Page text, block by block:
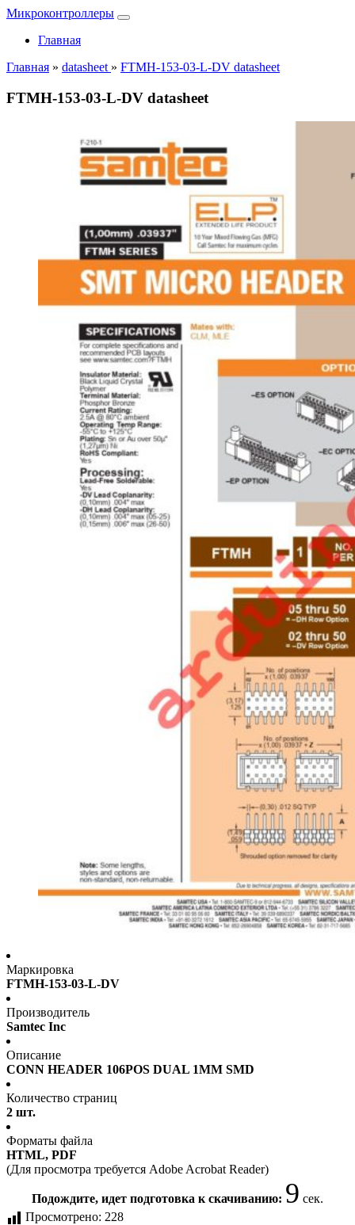
Микроконтроллеры
Главная
Главная » datasheet » FTMH-153-03-L-DV datasheet
FTMH-153-03-L-DV datasheet
Маркировка
FTMH-153-03-L-DV
Производитель
Samtec Inc
Описание
CONN HEADER 106POS DUAL 1MM SMD
Количество страниц
2 шт.
Форматы файла
HTML, PDF
(Для просмотра требуется Adobe Acrobat Reader)
Подождите, идет подготовка к скачиванию: 9 сек.
Просмотрено: 228